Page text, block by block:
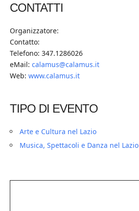
CONTATTI
Organizzatore:
Contatto:
Telefono: 347.1286026
eMail: calamus@calamus.it
Web: www.calamus.it
TIPO DI EVENTO
Arte e Cultura nel Lazio
Musica, Spettacoli e Danza nel Lazio